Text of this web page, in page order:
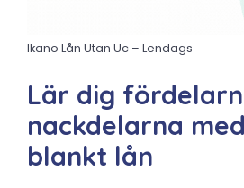
Ikano Lån Utan Uc – Lendags
Lär dig
nackdelarna
blankt lån